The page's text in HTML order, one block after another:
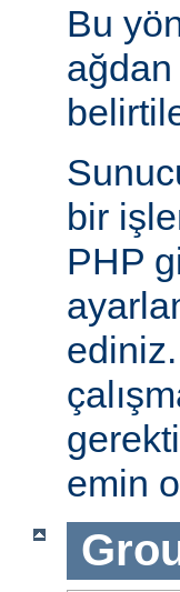
Bu
bir
PHP
emin